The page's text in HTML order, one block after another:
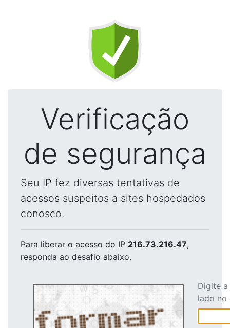
Verificação
de segurança
Seu IP fez diversas tentativas de
acessos suspeitos a sites hospedados
conosco.
Para liberar o acesso do IP 216.73.216.47,
responda ao desafio abaixo.
Digite
lado no